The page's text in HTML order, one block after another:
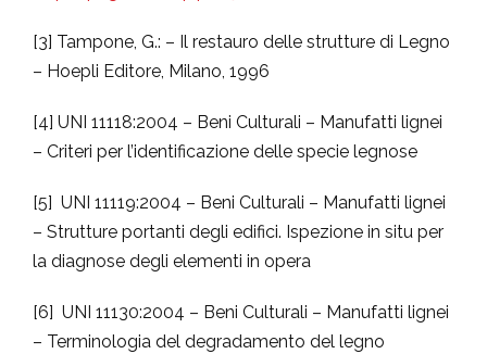
[3] Tampone, G.: – Il restauro delle strutture di Legno
– Hoepli Editore, Milano, 1996
[4] UNI 11118:2004 – Beni Culturali – Manufatti lignei
– Criteri per l’identificazione delle specie legnose
[5] UNI 11119:2004 – Beni Culturali – Manufatti lignei
– Strutture portanti degli edifici. Ispezione in situ per
la diagnose degli elementi in opera
[6] UNI 11130:2004 – Beni Culturali – Manufatti lignei
– Terminologia del degradamento del legno